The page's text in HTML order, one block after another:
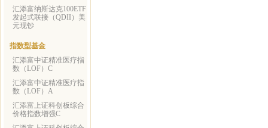
汇添富纳斯达克100ETF
发起式联接（QDII）美
元现钞
指数型基金
汇添富中证精准医疗指
数（LOF）C
汇添富中证精准医疗指
数（LOF）A
汇添富上证科创板综合
价格指数增强C